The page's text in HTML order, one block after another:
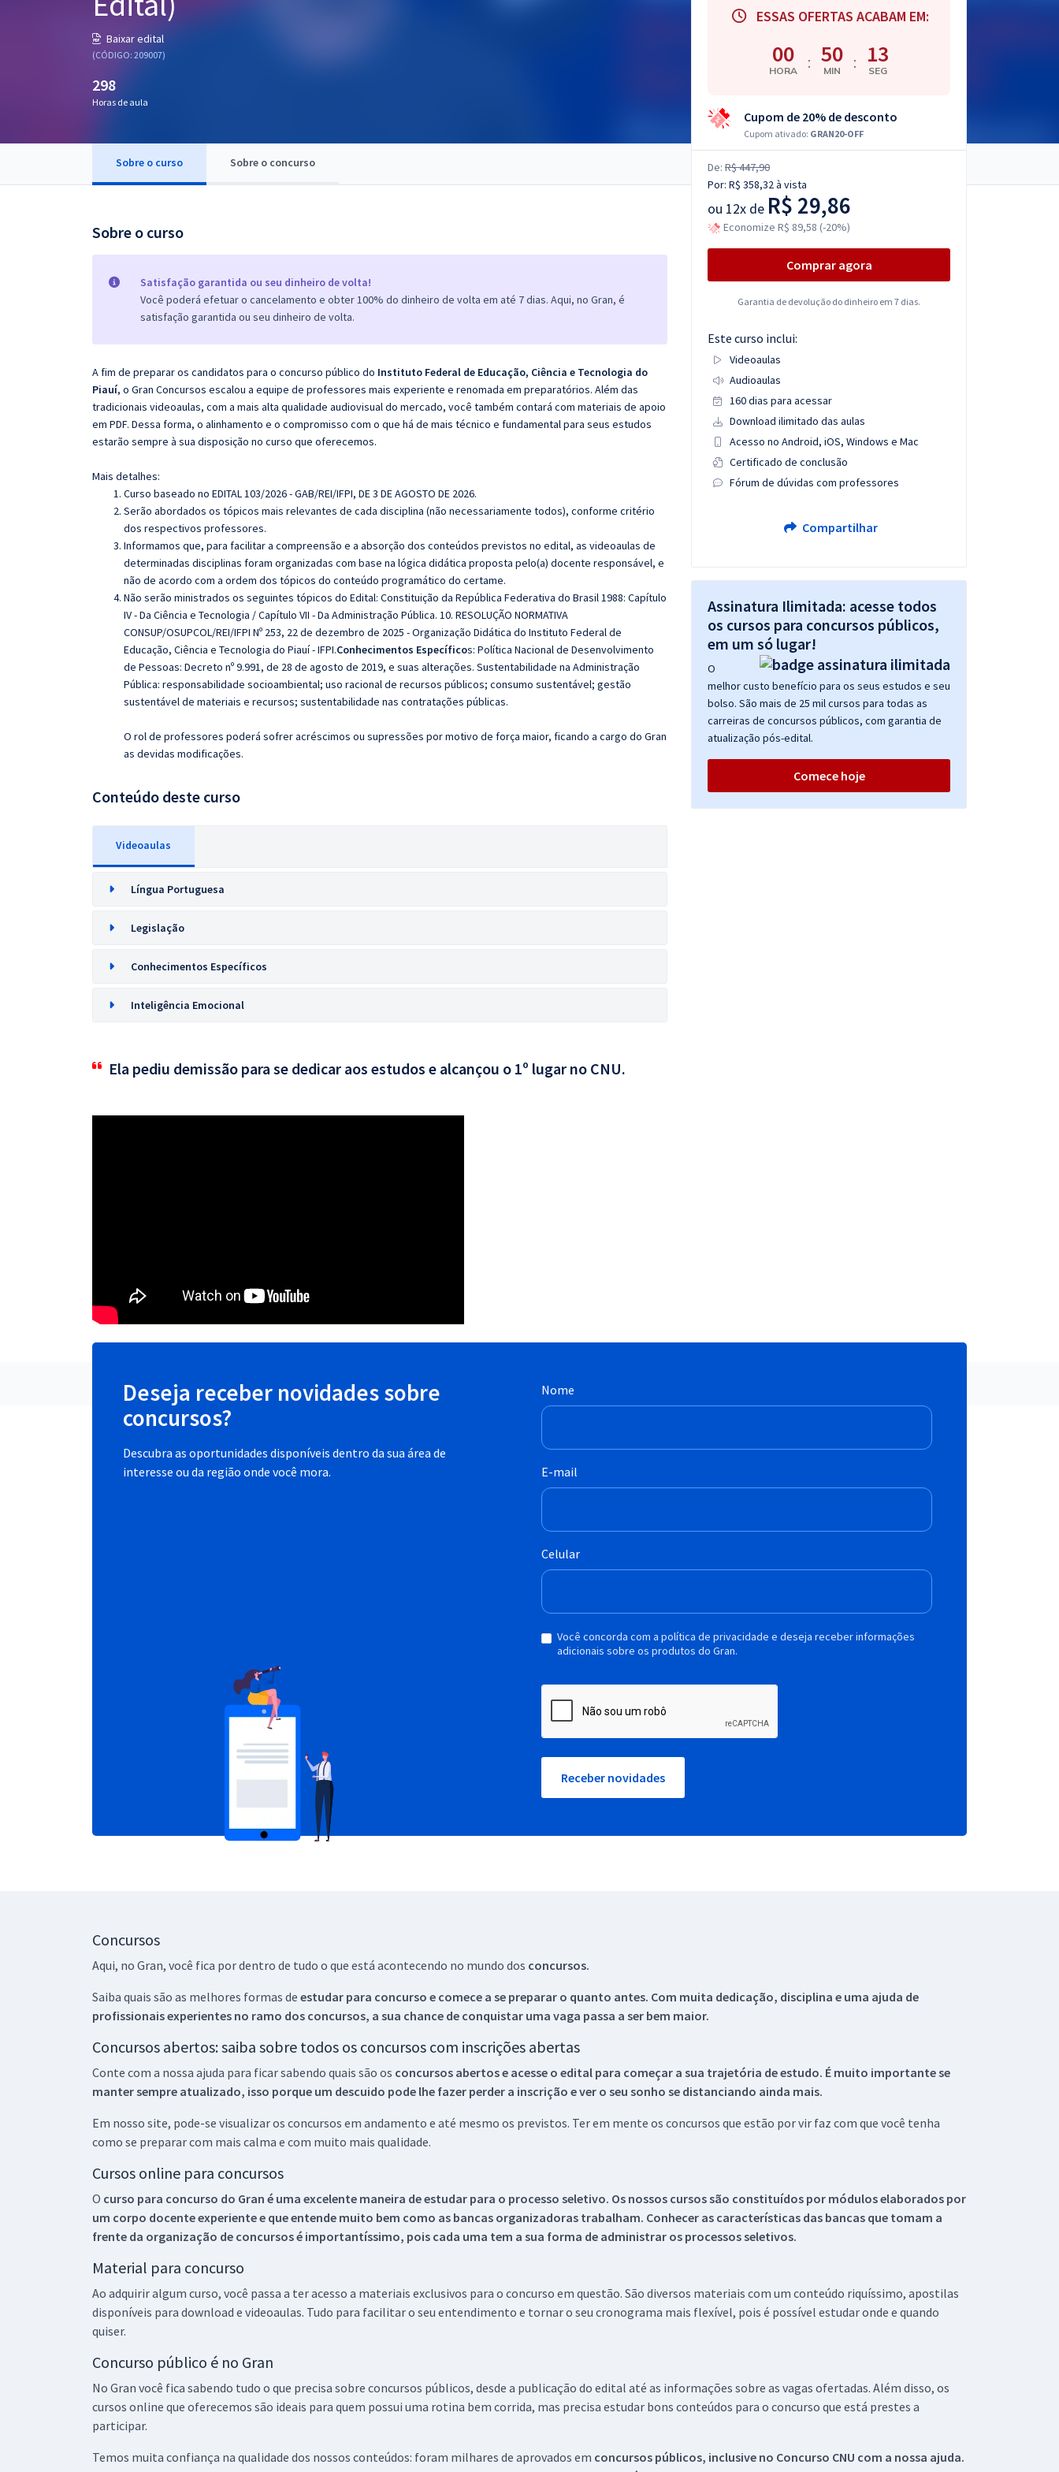
Baixar edital
(CÓDIGO: 209007)
298
Horas de aula
Sobre o curso Sobre o concurso
Sobre o curso
Satisfação garantida ou seu dinheiro de volta!
Você poderá efetuar o cancelamento e obter 100% do dinheiro de volta em até 7 dias. Aqui, no Gran, é
satisfação garantida ou seu dinheiro de volta.
A fim de preparar os candidatos para o concurso público do Instituto Federal de Educação, Ciência e Tecnologia do
Piauí, o Gran Concursos escalou a equipe de professores mais experiente e renomada em preparatórios. Além das
tradicionais videoaulas, com a mais alta qualidade audiovisual do mercado, você também contará com materiais de apoio
em PDF. Dessa forma, o alinhamento e o compromisso com o que há de mais técnico e fundamental para seus estudos
estarão sempre à sua disposição no curso que oferecemos.
Mais detalhes:
Curso baseado no EDITAL 103/2026 - GAB/REI/IFPI, DE 3 DE AGOSTO DE 2026.
Serão abordados os tópicos mais relevantes de cada disciplina (não necessariamente todos), conforme critério
dos respectivos professores.
Informamos que, para facilitar a compreensão e a absorção dos conteúdos previstos no edital, as videoaulas de
determinadas disciplinas foram organizadas com base na lógica didática proposta pelo(a) docente responsável, e
não de acordo com a ordem dos tópicos do conteúdo programático do certame.
Não serão ministrados os seguintes tópicos do Edital: Constituição da República Federativa do Brasil 1988: Capítulo
IV - Da Ciência e Tecnologia / Capítulo VII - Da Administração Pública. 10. RESOLUÇÃO NORMATIVA
CONSUP/OSUPCOL/REI/IFPI Nº 253, 22 de dezembro de 2025 - Organização Didática do Instituto Federal de
Educação, Ciência e Tecnologia do Piauí - IFPI.Conhecimentos Específicos: Política Nacional de Desenvolvimento
de Pessoas: Decreto nº 9.991, de 28 de agosto de 2019, e suas alterações. Sustentabilidade na Administração
Pública: responsabilidade socioambiental; uso racional de recursos públicos; consumo sustentável; gestão
sustentável de materiais e recursos; sustentabilidade nas contratações públicas.
O rol de professores poderá sofrer acréscimos ou supressões por motivo de força maior, ficando a cargo do Gran
as devidas modificações.
Conteúdo deste curso
Videoaulas
Língua Portuguesa
Legislação
Conhecimentos Específicos
Inteligência Emocional
Ela pediu demissão para se dedicar aos estudos e alcançou o 1º lugar no CNU.
ESSAS OFERTAS ACABAM EM:
00
HORA : 50
MIN : 12
SEG
Cupom de 20% de desconto
Cupom ativado: GRAN20-OFF
De: R$ 447,90
Por: R$ 358,32à vista
ou 12x de R$ 29,86
Economize R$ 89,58 (-20%)
Comprar agora
Garantia de devolução do dinheiro em 7 dias.
Este curso inclui:
Videoaulas
Audioaulas
160 dias para acessar
Download ilimitado das aulas
Acesso no Android, iOS, Windows e Mac
Certificado de conclusão
Fórum de dúvidas com professores
Compartilhar
Assinatura Ilimitada: acesse todos
os cursos para concursos públicos,
em um só lugar!
O
melhor custo benefício para os seus estudos e seu
bolso. São mais de 25 mil cursos para todas as
carreiras de concursos públicos, com garantia de
atualização pós-edital.
Comece hoje
Deseja receber novidades sobre
concursos?
Descubra as oportunidades disponíveis dentro da sua área de
interesse ou da região onde você mora.
Nome
E-mail
Celular
Você concorda com a política de privacidade e deseja receber informações
adicionais sobre os produtos do Gran.
Receber novidades
Concursos
Aqui, no Gran, você fica por dentro de tudo o que está acontecendo no mundo dos concursos.
Saiba quais são as melhores formas de estudar para concurso e comece a se preparar o quanto antes. Com muita dedicação, disciplina e uma ajuda de
profissionais experientes no ramo dos concursos, a sua chance de conquistar uma vaga passa a ser bem maior.
Concursos abertos: saiba sobre todos os concursos com inscrições abertas
Conte com a nossa ajuda para ficar sabendo quais são os concursos abertos e acesse o edital para começar a sua trajetória de estudo. É muito importante se
manter sempre atualizado, isso porque um descuido pode lhe fazer perder a inscrição e ver o seu sonho se distanciando ainda mais.
Em nosso site, pode-se visualizar os concursos em andamento e até mesmo os previstos. Ter em mente os concursos que estão por vir faz com que você tenha
como se preparar com mais calma e com muito mais qualidade.
Cursos online para concursos
O curso para concurso do Gran é uma excelente maneira de estudar para o processo seletivo. Os nossos cursos são constituídos por módulos elaborados por
um corpo docente experiente e que entende muito bem como as bancas organizadoras trabalham. Conhecer as características das bancas que tomam a
frente da organização de concursos é importantíssimo, pois cada uma tem a sua forma de administrar os processos seletivos.
Material para concurso
Ao adquirir algum curso, você passa a ter acesso a materiais exclusivos para o concurso em questão. São diversos materiais com um conteúdo riquíssimo, apostilas
disponíveis para download e videoaulas. Tudo para facilitar o seu entendimento e tornar o seu cronograma mais flexível, pois é possível estudar onde e quando
quiser.
Concurso público é no Gran
No Gran você fica sabendo tudo o que precisa sobre concursos públicos, desde a publicação do edital até as informações sobre as vagas ofertadas. Além disso, os
cursos online que oferecemos são ideais para quem possui uma rotina bem corrida, mas precisa estudar bons conteúdos para o concurso que está prestes a
participar.
Temos muita confiança na qualidade dos nossos conteúdos: foram milhares de aprovados em concursos públicos, inclusive no Concurso CNU com a nossa ajuda.